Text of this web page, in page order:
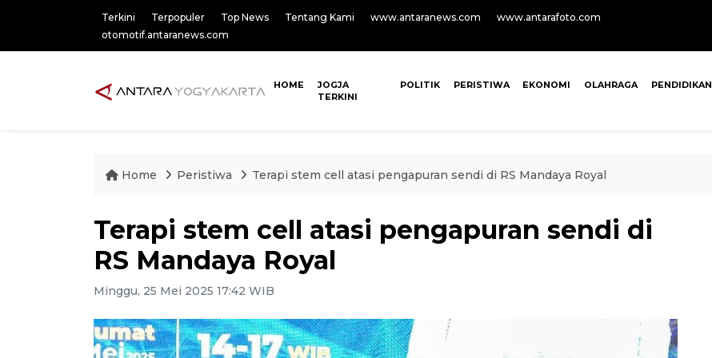
Terkini Terpopuler Top News Tentang Kami www.antaranews.com
www.antarafoto.com
otomotif.antaranews.com
HOME
JOGJA
TERKINI
POLITIK PERISTIWA EKONOMI OLAHRAGA PENDIDIKAN
Home Peristiwa Terapi stem cell atasi pengapuran sendi di RS Mandaya Royal
Terapi stem cell atasi pengapuran sendi di
RS Mandaya Royal
Minggu, 25 Mei 2025 17:42 WIB